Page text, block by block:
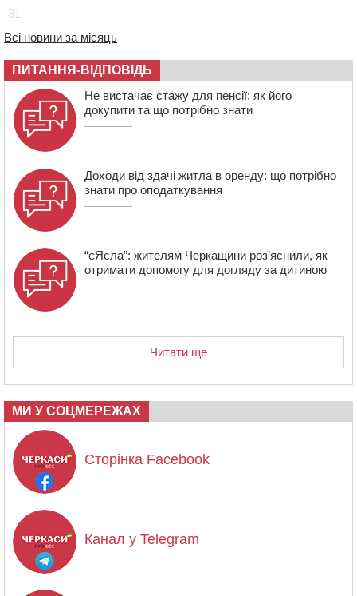
19:34 На Уманщині суд припинив право оренди земельних
19:00 Вихователька з Черкас і дві педагогині з області
стали фіналістками Global Teacher Prize Ukraine 2026
18:23
Зарядка, йога, сапи та нові знайомства: у Черкасах
закрили сезон літнього табору для людей поважного
віку
31
Всі новини за місяць
ПИТАННЯ-ВІДПОВІДЬ
Не вистачає стажу для пенсії: як його
докупити та що потрібно знати
Доходи від здачі житла в оренду: що потрібно
знати про оподаткування
“єЯсла”: жителям Черкащини роз’яснили, як
отримати допомогу для догляду за дитиною
Читати ще
МИ У СОЦМЕРЕЖАХ
Сторінка Facebook
Канал у Telegram